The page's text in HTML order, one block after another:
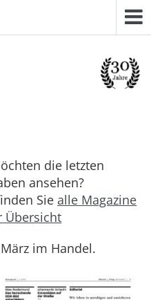
die letzten
ansehen?
Siealle Magazine
Übersicht
im Handel.